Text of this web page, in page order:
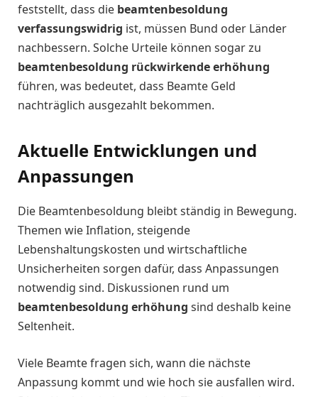
feststellt, dass die beamtenbesoldung
verfassungswidrig ist, müssen Bund oder Länder
nachbessern. Solche Urteile können sogar zu
beamtenbesoldung rückwirkende erhöhung
führen, was bedeutet, dass Beamte Geld
nachträglich ausgezahlt bekommen.
Aktuelle Entwicklungen und
Anpassungen
Die Beamtenbesoldung bleibt ständig in Bewegung.
Themen wie Inflation, steigende
Lebenshaltungskosten und wirtschaftliche
Unsicherheiten sorgen dafür, dass Anpassungen
notwendig sind. Diskussionen rund um
beamtenbesoldung erhöhung sind deshalb keine
Seltenheit.
Viele Beamte fragen sich, wann die nächste
Anpassung kommt und wie hoch sie ausfallen wird.